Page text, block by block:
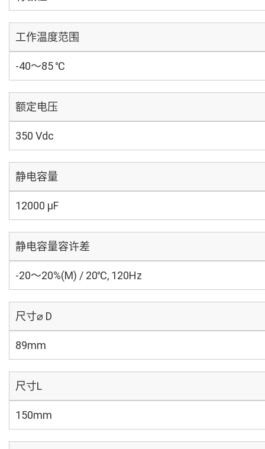
工作温度范围
-40～85 ℃
额定电压
350 Vdc
静电容量
12000 µF
静电容量容许差
-20～20%(M) / 20℃, 120Hz
尺寸⌀ D
89mm
尺寸L
150mm